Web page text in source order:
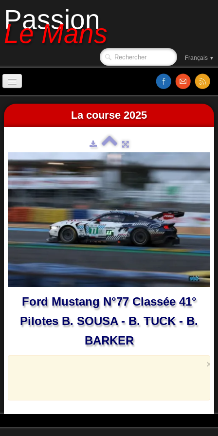
Passion
Le Mans
Français ▼
Accueil
Classements
Sorties de piste
La course 2025
Ford Mustang N°77 Classée 41°
Pilotes B. SOUSA - B. TUCK - B.
BARKER
×